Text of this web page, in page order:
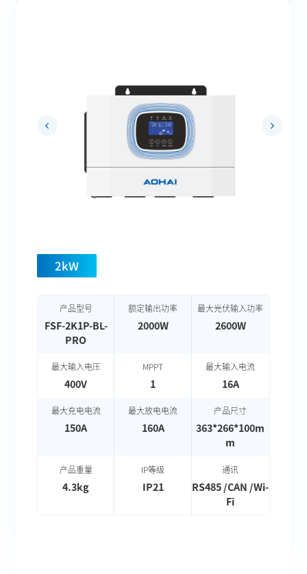
2kW
产品型号
FSF-2K1P-BL-
PRO
额定输出功率
2000W
最大光伏输入功率
2600W
最大输入电压
400V
MPPT
1
最大输入电流
16A
最大充电电流
150A
最大放电电流
160A
产品尺寸
363*266*100m
m
产品重量
4.3kg
IP等级
IP21
通讯
RS485 /CAN /Wi-
Fi